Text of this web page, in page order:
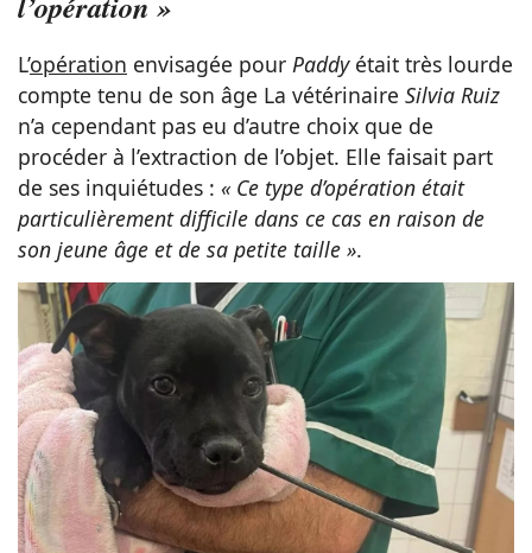
L’opération envisagée pour Paddyétait très lourde
compte tenu de son âge La vétérinaire Silvia Ruiz
n’a cependant pas eu d’autre choix que de
procéder à l’extraction de l’objet. Elle faisait part
de ses inquiétudes : « Ce type d’opération était
particulièrement difficile dans ce cas en raison de
son jeune âge et de sa petite taille ».